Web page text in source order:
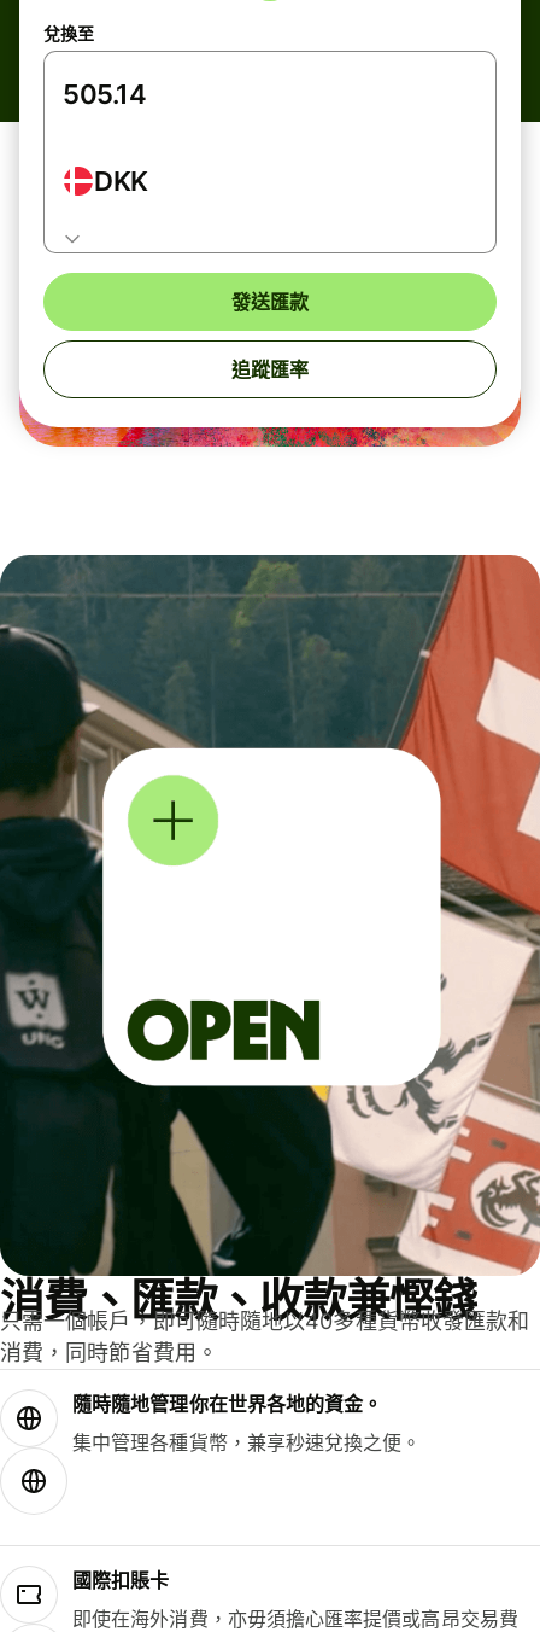
兌換至
DKK
發送匯款
追蹤匯率
消費、匯款、收款兼慳錢
只需一個帳戶，即可隨時隨地以40多種貨幣收發匯款和
消費，同時節省費用。
隨時隨地管理你在世界各地的資金。
集中管理各種貨幣，兼享秒速兌換之便。
國際扣賬卡
即使在海外消費，亦毋須擔心匯率提價或高昂交易費